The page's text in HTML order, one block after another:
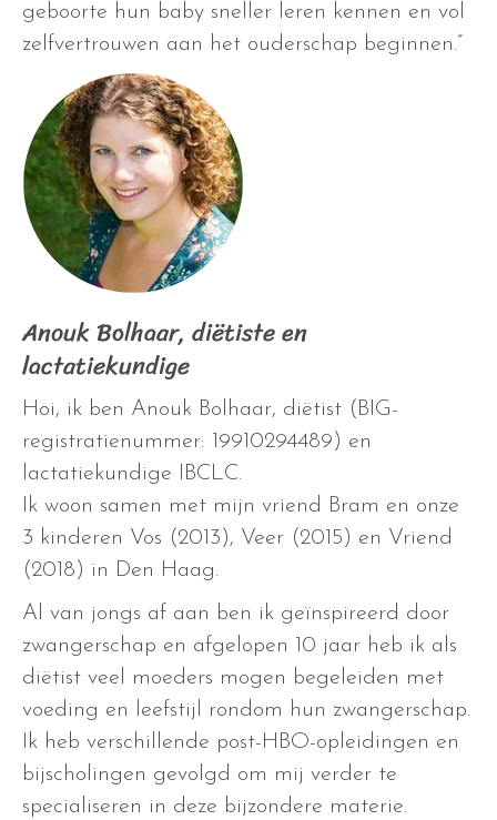
geboorte hun baby sneller leren kennen en vol
zelfvertrouwen aan het ouderschap beginnen.”
Anouk Bolhaar, diëtiste en
lactatiekundige
Hoi, ik ben Anouk Bolhaar, diëtist (BIG-
registratienummer: 19910294489) en
lactatiekundige IBCLC.
Ik woon samen met mijn vriend Bram en onze
3 kinderen Vos (2013), Veer (2015) en Vriend
(2018) in Den Haag.
Al van jongs af aan ben ik geïnspireerd door
zwangerschap en afgelopen 10 jaar heb ik als
diëtist veel moeders mogen begeleiden met
voeding en leefstijl rondom hun zwangerschap.
Ik heb verschillende post-HBO-opleidingen en
bijscholingen gevolgd om mij verder te
specialiseren in deze bijzondere materie.